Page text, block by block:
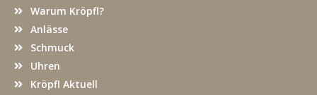
Warum Kröpfl?
Anlässe
Schmuck
Uhren
Kröpfl Aktuell